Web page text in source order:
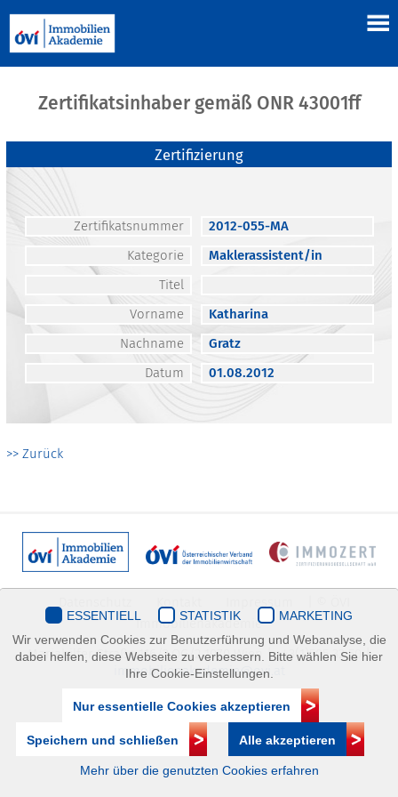
Zertifikatsinhaber gemäß ONR 43001ff
Zertifizierung
Zertifikatsnummer
2012-055-MA
Kategorie
Maklerassistent/in
Titel
Vorname
Katharina
Nachname
Gratz
Datum
01.08.2012
>> Zurück
Immobilienakademie
Mariahilfer Straße 116/2.OG/2 1070 Wien | +43(1)505 32 50 |
immobilienakademie@ovi.at
ESSENTIELL STATISTIK
MARKETING
Wir verwenden Cookies zur Benutzerführung und Webanalyse, die
dabei helfen, diese Webseite zu verbessern. Bitte wählen Sie hier
Ihre Cookie-Einstellungen.
Nur essentielle Cookies akzeptieren
Speichern und schließen Alle akzeptieren
Mehr über die genutzten Cookies erfahren